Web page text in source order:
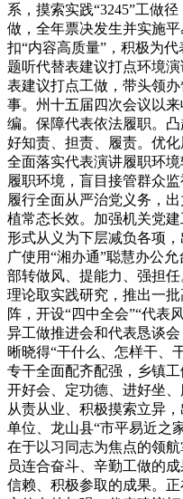
系，摸索实践“3245”工做
做，全年票决发生并实施
扣“内容高质量”，积极为
题听代替表建议打点环境
表建议打点工做，带头领
事。州十五届四次会议以
编。保障代表依法履职。
好知责、担责、履责。优
全面落实代表演讲履职环
履职环境，盲目接管群众
履行全面从严治党义务，
植常态长效。加强机关党
形式从义为下层减负各项
广使用“湘办通”聪慧办公
部转做风、提能力、强担
理论取实践研究，推出一
阵，开设“四中全会”“代表
异工做推进会和代表恳谈
晰晓得“干什么、怎样干、
专干全面配齐配强，乡镇
开好会、定功德、进好坐
从责从业、积极摸索立异
单位、龙山县“市平易近之
在于以习同志为焦点的领
员连合奋斗、辛勤工做的
信赖、积极参取的成果。